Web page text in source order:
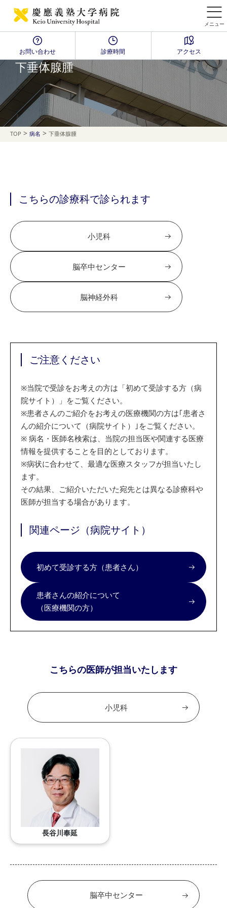
メニュー
お問い合わせ 診療時間 アクセス
Disease Name Search
下垂体腺腫
TOP > 病名 > 下垂体腺腫
こちらの診療科で診られます
小児科
脳卒中センター
脳神経外科
ご注意ください
※当院で受診をお考えの方は「初めて受診する方（病
院サイト）」をご覧ください。
※患者さんのご紹介をお考えの医療機関の方は｢患者さ
んの紹介について（病院サイト）｣をご覧ください。
※ 病名・医師名検索は、当院の担当医や関連する医療
情報を提供することを目的としております。
※病状に合わせて、最適な医療スタッフが担当いたし
ます。
その結果、ご紹介いただいた宛先とは異なる診療科や
医師が担当する場合があります。
関連ページ（病院サイト）
初めて受診する方（患者さん）
患者さんの紹介について
（医療機関の方）
こちらの医師が担当いたします
小児科
長谷川奉延
脳卒中センター